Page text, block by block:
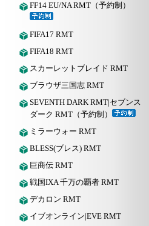
FF14 EU/NA RMT（予約制）
FIFA17 RMT
FIFA18 RMT
スカーレットブレイド RMT
ブラウザ三国志 RMT
SEVENTH DARK RMT|セブンス
ダーク RMT（予約制）
ミラーウォー RMT
BLESS(ブレス) RMT
巨商伝 RMT
戦国IXA 千万の覇者 RMT
デカロン RMT
イブオンライン|EVE RMT